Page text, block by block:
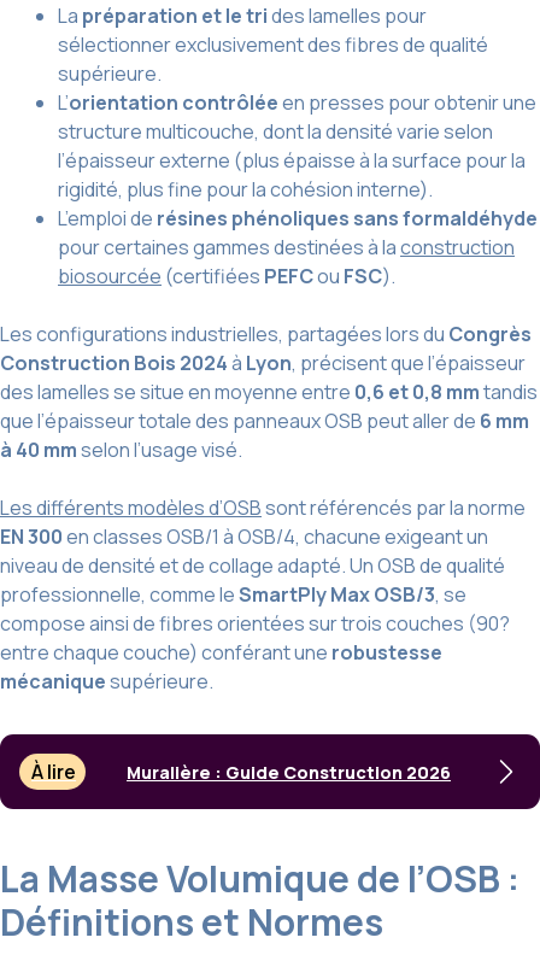
La préparation et le trides lamelles pour
sélectionner exclusivement des fibres de qualité
supérieure.
L’orientation contrôléeen presses pour obtenir une
structure multicouche, dont la densité varie selon
l’épaisseur externe (plus épaisse à la surface pour la
rigidité, plus fine pour la cohésion interne).
L’emploi de résines phénoliques sans formaldéhyde
pour certaines gammes destinées à laconstruction
biosourcée (certifiées PEFCou FSC).
Les configurations industrielles, partagées lors du Congrès
Construction Bois 2024à Lyon, précisent que l’épaisseur
des lamelles se situe en moyenne entre 0,6 et 0,8 mmtandis
que l’épaisseur totale des panneaux OSB peut aller de 6 mm
à 40 mmselon l’usage visé.
Les différents modèles d’OSBsont référencés par la norme
EN 300en classes OSB/1 à OSB/4, chacune exigeant un
niveau de densité et de collage adapté. Un OSB de qualité
professionnelle, comme leSmartPly Max OSB/3, se
compose ainsi de fibres orientées sur trois couches (90?
entre chaque couche) conférant une robustesse
mécaniquesupérieure.
À lire Muralière : Guide Construction 2026
La Masse Volumique de l’OSB :
Définitions et Normes